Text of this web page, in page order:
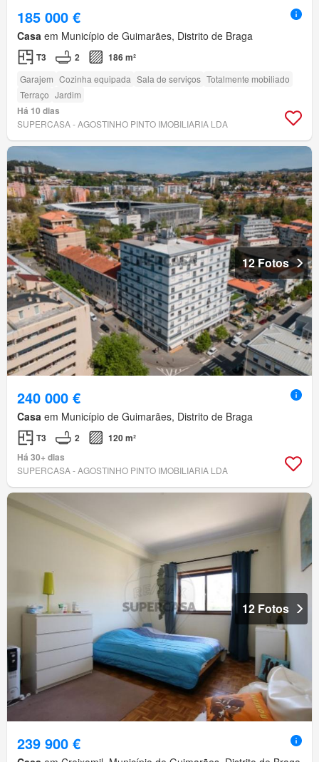
185 000 €
Casa em Município de Guimarães, Distrito de Braga
T3 2 186 m²
Garajem Cozinha equipada Sala de serviços Totalmente mobiliado
Terraço Jardim
Há 10 dias
SUPERCASA - AGOSTINHO PINTO IMOBILIARIA LDA
12 Fotos
240 000 €
Casa em Município de Guimarães, Distrito de Braga
T3 2
120 m²
Há 30+ dias
SUPERCASA - AGOSTINHO PINTO IMOBILIARIA LDA
12 Fotos
239 900 €